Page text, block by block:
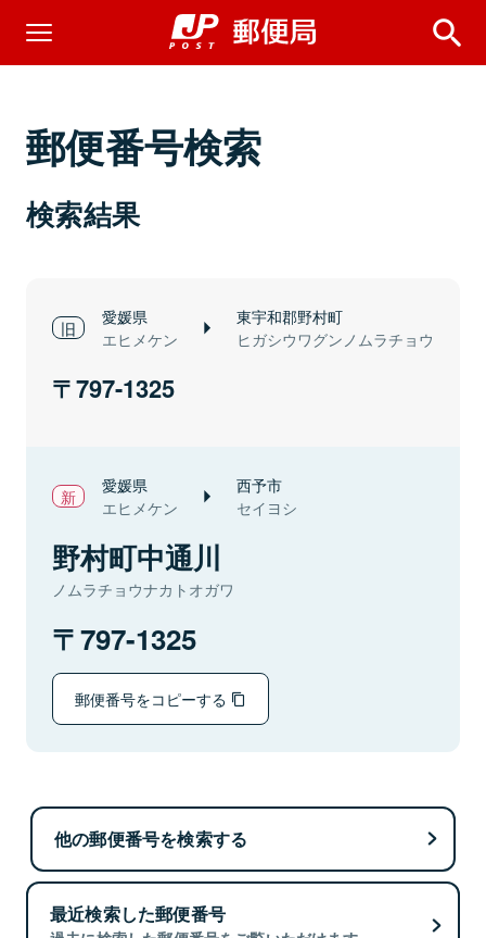
郵便番号検索
検索結果
愛媛県
エヒメケン
東宇和郡野村町
ヒガシウワグンノムラチョウ
797-1325
愛媛県
エヒメケン
西予市
セイヨシ
野村町中通川
ノムラチョウナカトオガワ
797-1325
郵便番号をコピーする
他の郵便番号を検索する
最近検索した郵便番号